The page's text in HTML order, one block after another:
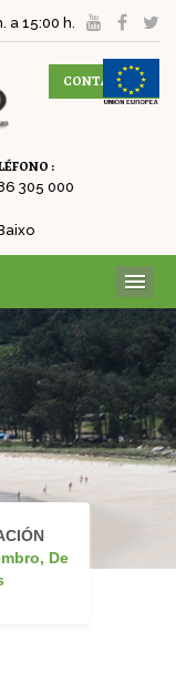
a 15:00 h.
CONTACTAR
:
305 000
De